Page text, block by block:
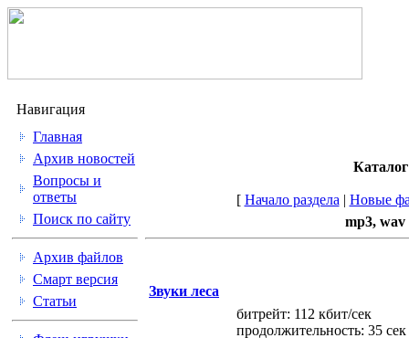
Навигация
Главная
Архив новостей
Вопросы и
ответы
Поиск по сайту
Архив файлов
Смарт версия
Статьи
[ Начало раздела | Новые
mp3, wav
Звуки леса
битрейт: 112 кбит/сек
продолжительность: 35 сек